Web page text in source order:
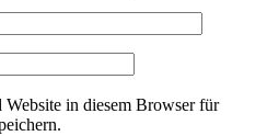
in diesem Browser für